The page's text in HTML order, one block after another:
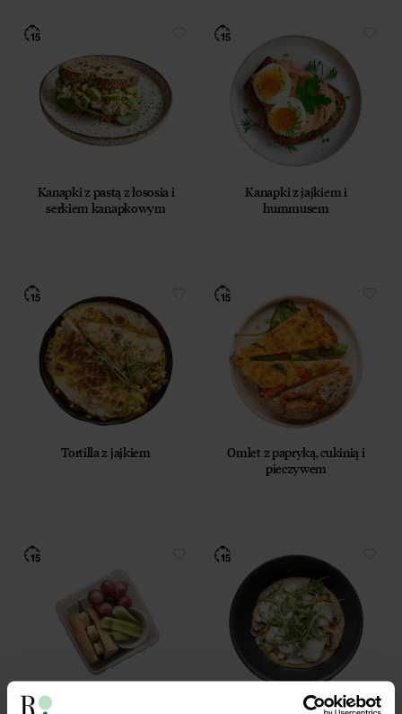
Przyjmuję do wiadomości, że przysługuje mi prawo
do wycofania powyższej zgody w każdym czasie.
Zobacz, jak przetwarzamy Twoje dane osobowe.
Zapoznaj się z naszą Polityką prywatnościRespo
Kanapki z pastą z łososia i
serkiem kanapkowym
Kanapki z jajkiem i
hummusem
Tortilla z jajkiem
Omlet z papryką, cukinią i
pieczywem